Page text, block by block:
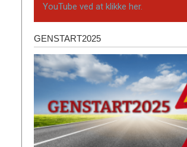
YouTube ved at klikke her.
Genstart2025
GENSTART2025